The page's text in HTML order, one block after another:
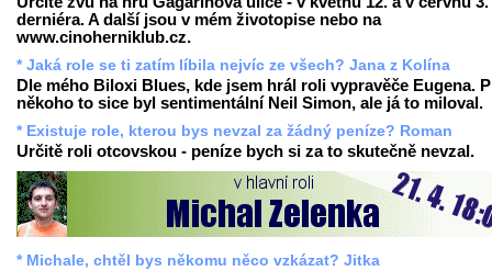
derniéra. A další jsou v mém životopise nebo na
www.cinoherniklub.cz.
* Jaká role se ti zatím líbila nejvíc ze všech? Jana z Kolína
Dle mého Biloxi Blues, kde jsem hrál roli vypravěče Eugena.
někoho to sice byl sentimentální Neil Simon, ale já to miloval.
* Existuje role, kterou bys nevzal za žádný peníze? Roman
Určitě roli otcovskou - peníze bych si za to skutečně nevzal.
* Michale, chtěl bys někomu něco vzkázat? Jitka